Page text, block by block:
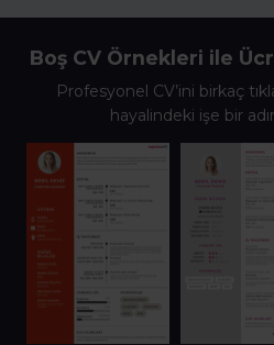
Boş CV Örnekleri ile
Profesyonel CV’ini birkaç
hayalindeki işe bir